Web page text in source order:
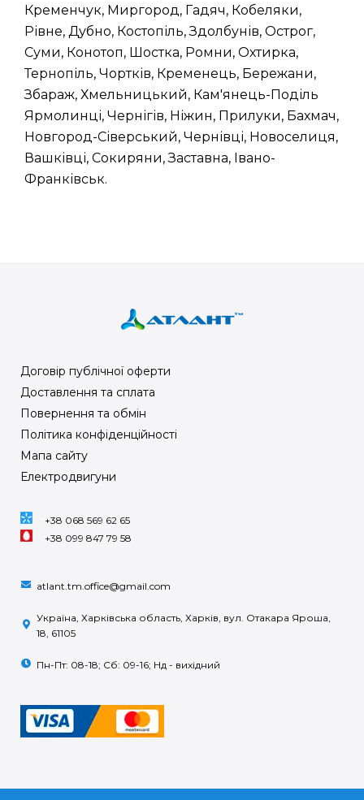
Кременчук, Миргород, Гадяч, Кобеляки,
Рівне, Дубно, Костопіль, Здолбунів, Острог,
Суми, Конотоп, Шостка, Ромни, Охтирка,
Тернопіль, Чортків, Кременець, Бережани,
Збараж, Хмельницький, Кам'янець-Поділь
Ярмолинці, Чернігів, Ніжин, Прилуки, Бахмач,
Новгород-Сіверський, Чернівці, Новоселиця,
Вашківці, Сокиряни, Заставна, Івано-
Франківськ.
Договір публічної оферти
Доставлення та сплата
Повернення та обмін
Політика конфіденційності
Мапа сайту
Електродвигуни
+38 068 569 62 65
+38 099 847 79 58
atlant.tm.office@gmail.com
Україна, Харківська область, Харків, вул. Отакара Яроша,
18, 61105
Пн-Пт: 08-18; Сб: 09-16; Нд - вихідний